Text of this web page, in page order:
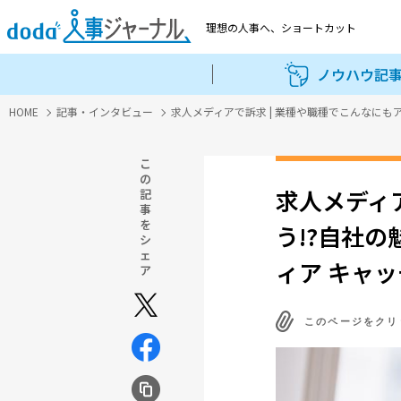
理想の人事へ、 ショートカット
ノウハウ記
HOME 記事・インタビュー 求人メディアで訴求 | 業種や職種でこんなに
こ
の
記
事
を
シ
ェ
ア
求人メディ
う!?自社の
ィア キャ
このページをク